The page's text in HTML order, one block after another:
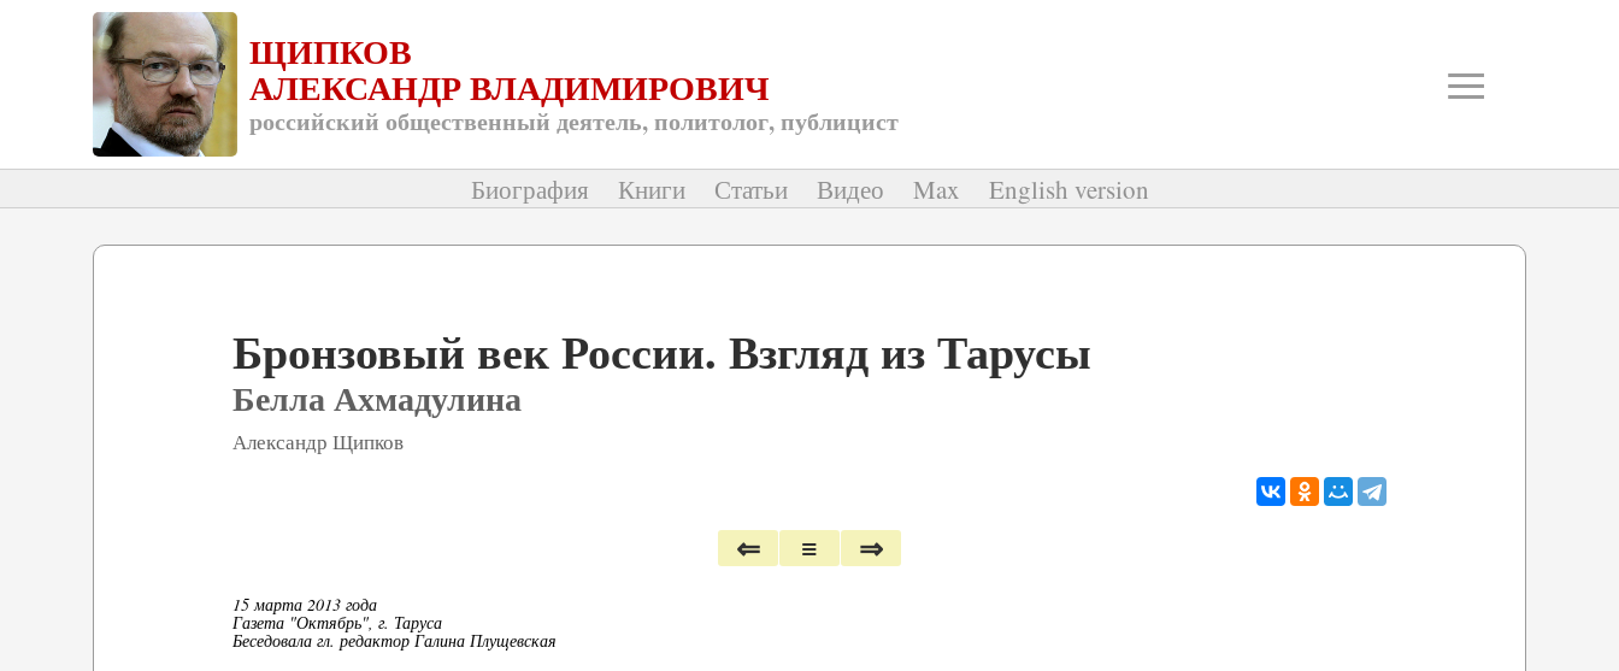
ЩИПКОВ
АЛЕКСАНДР ВЛАДИМИРОВИЧ
российский общественный деятель, политолог, публицист ≡
Биография Книги Статьи Видео Max English version
Бронзовый век России. Взгляд из Тарусы
Белла Ахмадулина
Александр Щипков
⇐ ≡ ⇒
15 марта 2013 года
Газета "Октябрь", г. Таруса
Беседовала гл. редактор Галина Плущевская